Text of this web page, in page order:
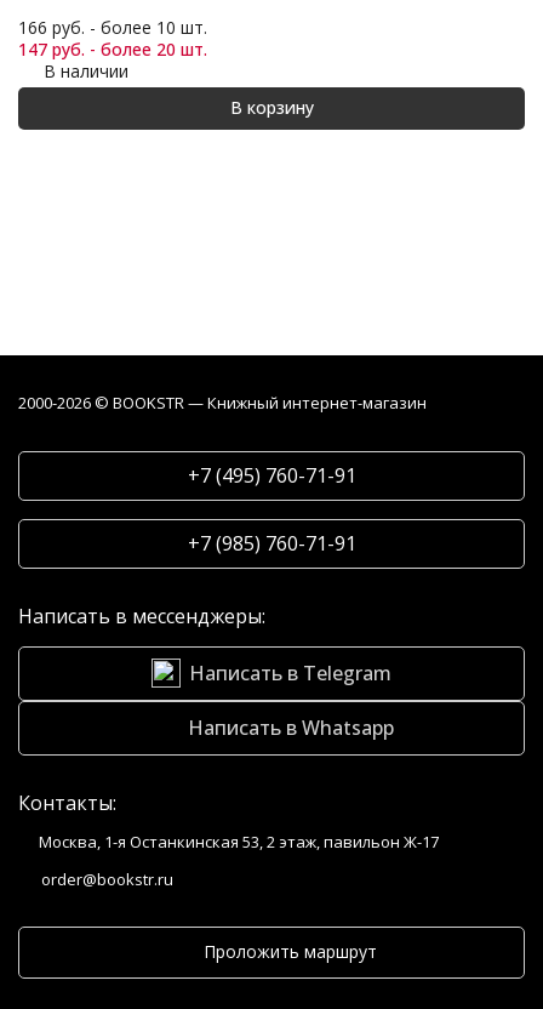
166 руб. - более 10 шт.
147 руб. - более 20 шт.
В наличии
В корзину
2000-2026 © BOOKSTR — Книжный интернет-магазин
+7 (495) 760-71-91
+7 (985) 760-71-91
Написать в мессенджеры:
Написать в Telegram
Написать в Whatsapp
Контакты:
Москва, 1-я Останкинская 53, 2 этаж, павильон Ж-17
order@bookstr.ru
Проложить маршрут